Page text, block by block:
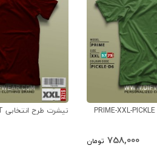
758,000 تومان
تیشرت طرح انتخابی PRIME-XXL-GARNET